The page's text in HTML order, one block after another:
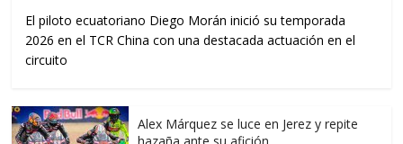
El piloto ecuatoriano Diego Morán inició su temporada
2026 en el TCR China con una destacada actuación en el
circuito
Alex Márquez se luce en Jerez y repite